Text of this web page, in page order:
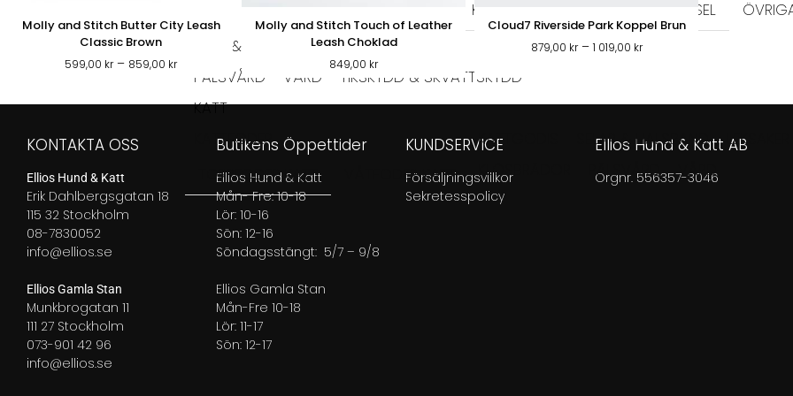
KERAMIK
MATPUSSEL
PÄLS & VÅRD
PÄLSVÅRD
VÅRD
TIKSKYDD & SKVÄTTSKYDD
KATT
KATTFODER
TORRFODER KATT
VÅTFODER KATT
KATTGODIS SELAR & HALSBAND LEKSAKER
KLÖSBRÄDOR
PÄLSVÅRD VÅRD
Molly and Stitch Butter City Leash
Classic Brown
599,00 kr – 859,00 krPrisintervall:
599,00 kr
Molly and Stitch Touch of Leather
Leash Choklad
849,00 kr
Cloud7 Riverside Park Koppel Brun
879,00 kr – 1 019,00 krPrisintervall:
1
KONTAKTA OSS
Ellios Hund & Katt
Erik Dahlbergsgatan 18
115 32 Stockholm
08-7830052
info@ellios.se
Ellios Gamla Stan
Munkbrogatan 11
111 27 Stockholm
073-901 42 96
info@ellios.se
Butikens Öppettider
Ellios Hund & Katt
Mån- Fre: 10-18
Lör: 10-16
Sön: 12-16
Söndagsstängt: 5/7 – 9/8
Ellios Gamla Stan
Mån-Fre 10-18
Lör: 11-17
Sön: 12-17
KUNDSERVICE
Försäljningsvillkor
Sekretesspolicy
Ellios Hund & Katt AB
Orgnr. 556357-3046